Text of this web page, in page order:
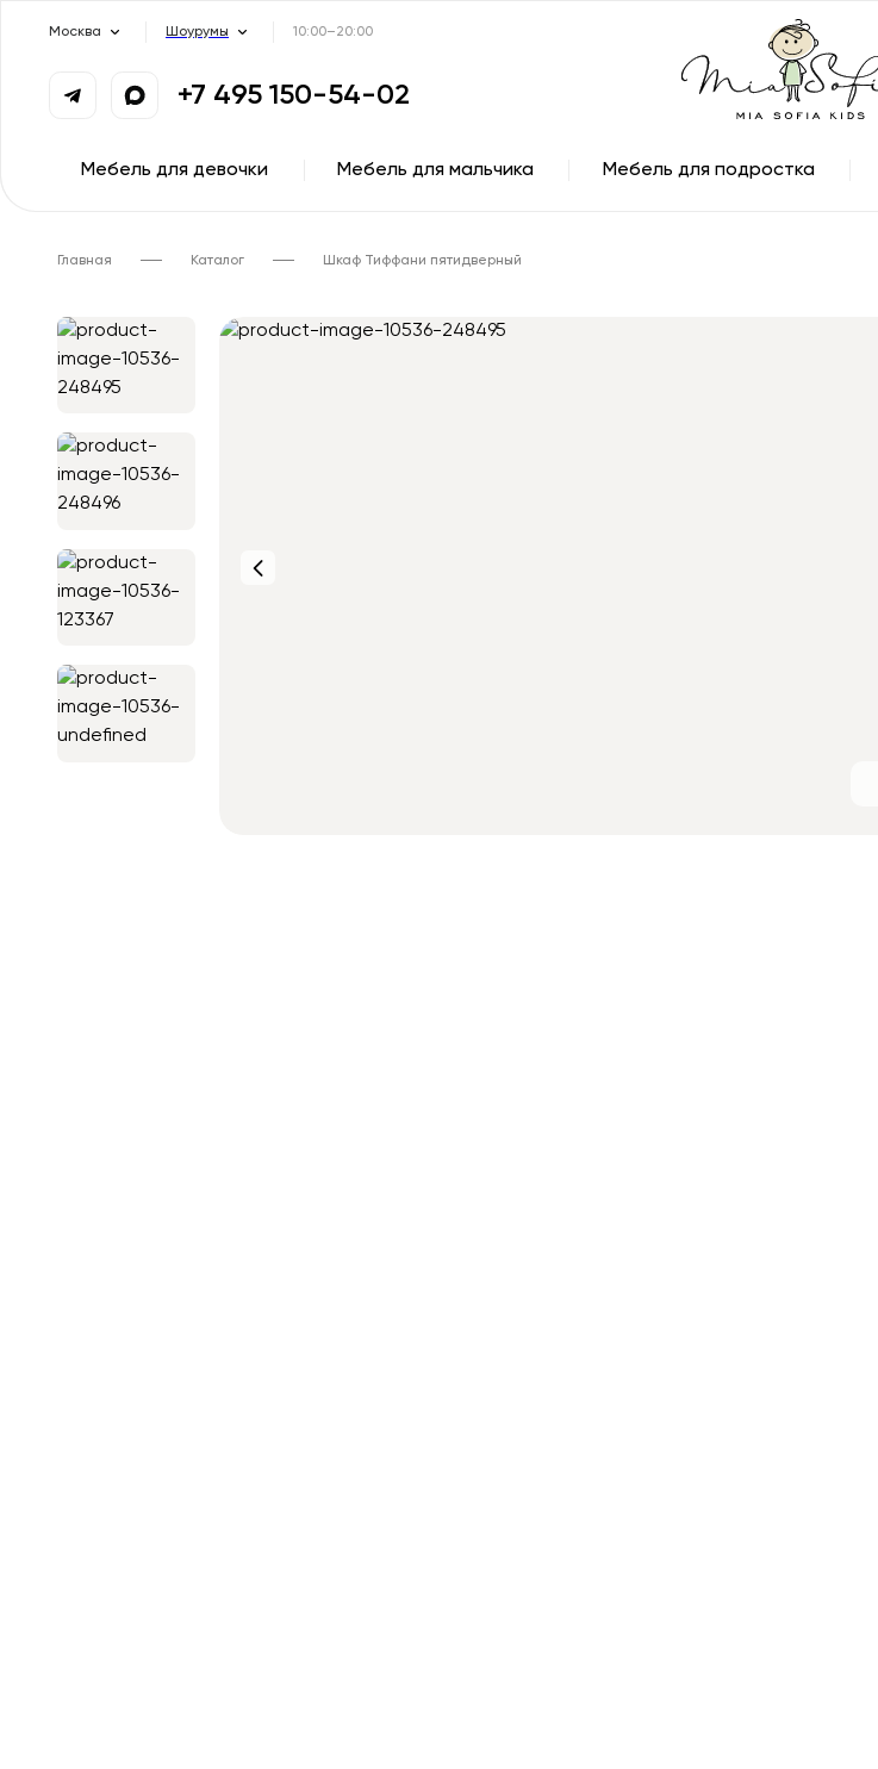
Москва Шоурумы 10:00–20:00
+7 495 150-54-02
Мебель для девочки Мебель для мальчика Мебель для подростка
Главная Каталог Шкаф Тиффани пятидверный